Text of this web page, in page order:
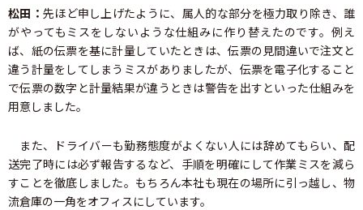
松田： 先ほど申し上げたように、属人的な部分を極力取り除き、誰
がやってもミスをしないような仕組みに作り替えたのです。例え
ば、紙の伝票を基に計量していたときは、伝票の見間違いで注文と
違う計量をしてしまうミスがありましたが、伝票を電子化すること
で伝票の数字と計量結果が違うときは警告を出すといった仕組みを
用意しました。
また、ドライバーも勤務態度がよくない人には辞めてもらい、配
送完了時には必ず報告するなど、手順を明確にして作業ミスを減ら
すことを徹底しました。もちろん本社も現在の場所に引っ越し、物
流倉庫の一角をオフィスにしています。